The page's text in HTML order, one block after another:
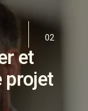
02
et
projet